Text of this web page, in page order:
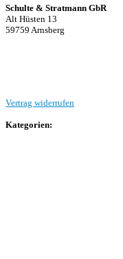
Schulte & Stratmann GbR
Alt Hüsten 13
59759 Arnsberg
Vertrag widerrufen
Kategorien: